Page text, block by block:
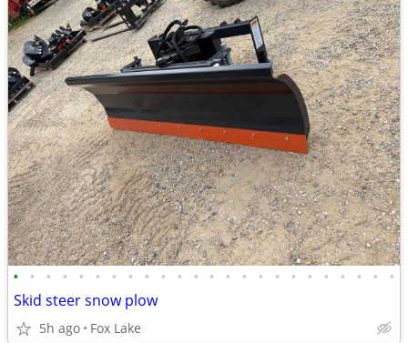
• • • • • • • • • • • • • • • • • • • • • • • •
Skid steer snow plow
5h ago Fox Lake